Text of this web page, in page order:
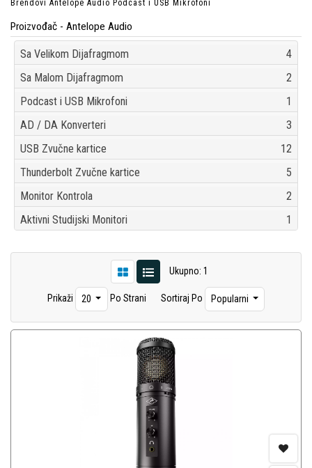
Brendovi Antelope Audio Podcast i USB Mikrofoni
Proizvođač - Antelope Audio
Sa Velikom Dijafragmom
4
Sa Malom Dijafragmom
2
Podcast i USB Mikrofoni
1
AD / DA Konverteri
3
USB Zvučne kartice
12
Thunderbolt Zvučne kartice
5
Monitor Kontrola
2
Aktivni Studijski Monitori
1
Ukupno: 1
Prikaži 20 Po Strani Sortiraj Po Popularni